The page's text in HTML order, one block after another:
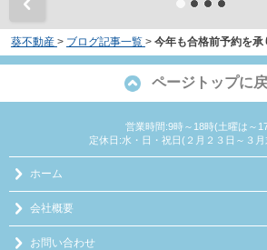
葵不動産 > ブログ記事一覧 > 今年も合格前予約を承
ページトップに
営業時間:9時～18時(土曜は～
定休日:水・日・祝日(２月２３日～３
ホーム
会社概要
お問い合わせ